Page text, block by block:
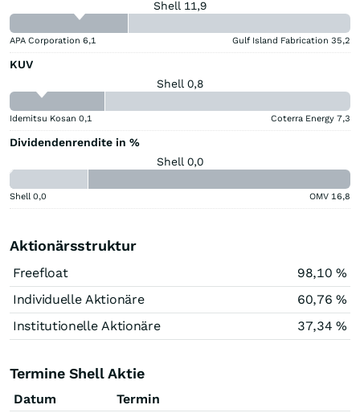
Shell 11,9
APA Corporation 6,1 Gulf Island Fabrication 35,2
KUV
Shell 0,8
Idemitsu Kosan 0,1 Coterra Energy 7,3
Dividendenrendite in %
Shell 0,0
Shell 0,0 OMV 16,8
Aktionärsstruktur
Freefloat
98,10 %
Individuelle Aktionäre
60,76 %
Institutionelle Aktionäre
37,34 %
Termine Shell Aktie
Datum
Termin